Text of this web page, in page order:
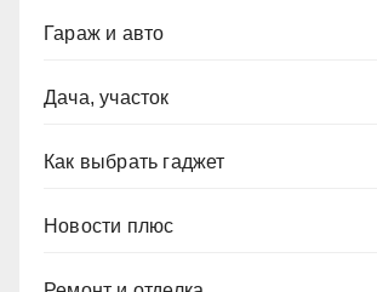
Гараж и авто
Дача, участок
Как выбрать гаджет
Новости плюс